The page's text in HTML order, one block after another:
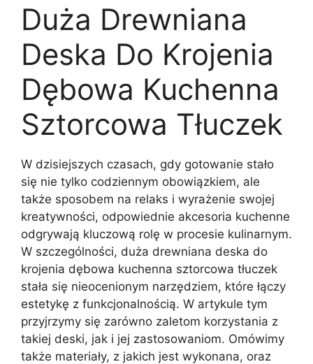
Duża Drewniana
Deska Do Krojenia
Dębowa Kuchenna
Sztorcowa Tłuczek
W dzisiejszych czasach, gdy gotowanie stało
się nie tylko codziennym obowiązkiem, ale
także sposobem na relaks i wyrażenie swojej
kreatywności, odpowiednie akcesoria kuchenne
odgrywają kluczową rolę w procesie kulinarnym.
W szczególności, duża drewniana deska do
krojenia dębowa kuchenna sztorcowa tłuczek
stała się nieocenionym narzędziem, które łączy
estetykę z funkcjonalnością. W artykule tym
przyjrzymy się zarówno zaletom korzystania z
takiej deski, jak i jej zastosowaniom. Omówimy
także materiały, z jakich jest wykonana, oraz